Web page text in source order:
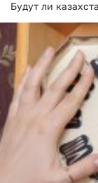
Будут ли